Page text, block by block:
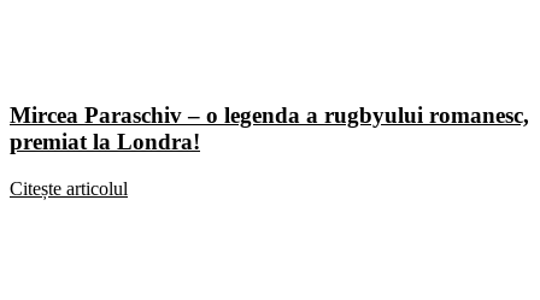
Mircea Paraschiv – o legenda a rugbyului romanesc,
premiat la Londra!
Citește articolul